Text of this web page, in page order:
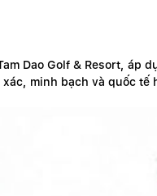
Dao Golf & Resort, áp
minh bạch và quốc tế